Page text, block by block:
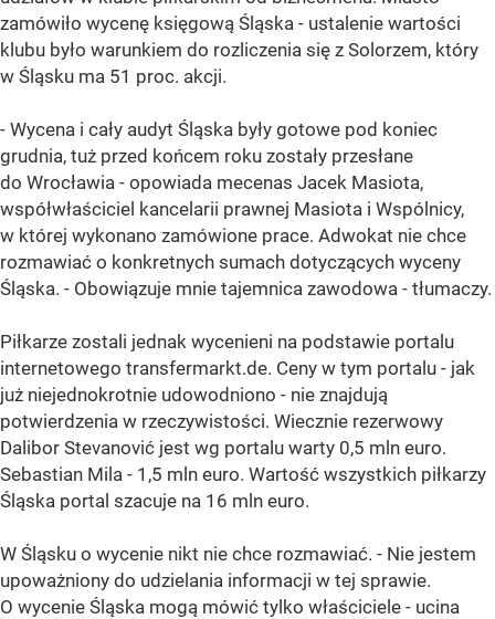
zamówiło wycenę księgową Śląska - ustalenie wartości
klubu było warunkiem do rozliczenia się z Solorzem, który
w Śląsku ma 51 proc. akcji.
- Wycena i cały audyt Śląska były gotowe pod koniec
grudnia, tuż przed końcem roku zostały przesłane
do Wrocławia - opowiada mecenas Jacek Masiota,
współwłaściciel kancelarii prawnej Masiota i Wspólnicy,
w której wykonano zamówione prace. Adwokat nie chce
rozmawiać o konkretnych sumach dotyczących wyceny
Śląska. - Obowiązuje mnie tajemnica zawodowa - tłumaczy.
Piłkarze zostali jednak wycenieni na podstawie portalu
internetowego transfermarkt.de. Ceny w tym portalu - jak
już niejednokrotnie udowodniono - nie znajdują
potwierdzenia w rzeczywistości. Wiecznie rezerwowy
Dalibor Stevanović jest wg portalu warty 0,5 mln euro.
Sebastian Mila - 1,5 mln euro. Wartość wszystkich piłkarzy
Śląska portal szacuje na 16 mln euro.
W Śląsku o wycenie nikt nie chce rozmawiać. - Nie jestem
upoważniony do udzielania informacji w tej sprawie.
O wycenie Śląska mogą mówić tylko właściciele - ucina